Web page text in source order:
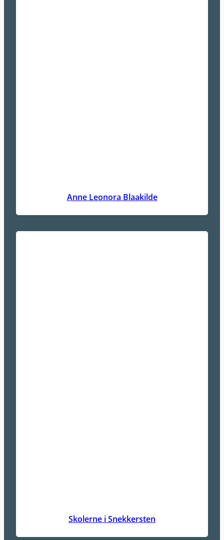
Anne Leonora Blaakilde
Skolerne i Snekkersten